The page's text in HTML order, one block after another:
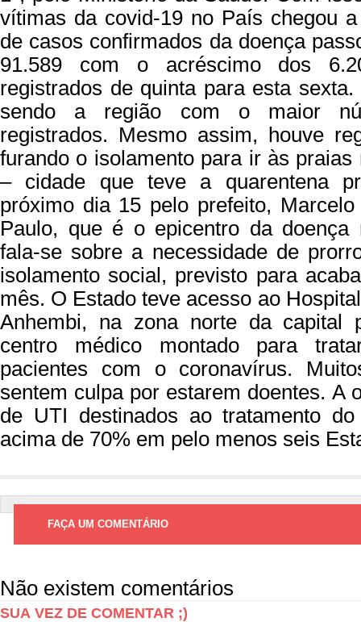
vítimas da covid-19 no País chegou
de casos confirmados da doença
91.589 com o acréscimo dos
registrados de quinta para esta
sendo a região com o maior
registrados. Mesmo assim, houve
furando o isolamento para ir às
– cidade que teve a quarentena
próximo dia 15 pelo prefeito,
Paulo, que é o epicentro da doença
fala-se sobre a necessidade de
isolamento social, previsto para
mês. O Estado teve acesso ao
Anhembi, na zona norte da capital
centro médico montado para
pacientes com o coronavírus.
sentem culpa por estarem doentes. A
de UTI destinados ao tratamento
acima de 70% em pelo menos seis
FAÇA UM COMENTÁRIO
Não existem comentários
SUA VEZ DE COMENTAR ;)